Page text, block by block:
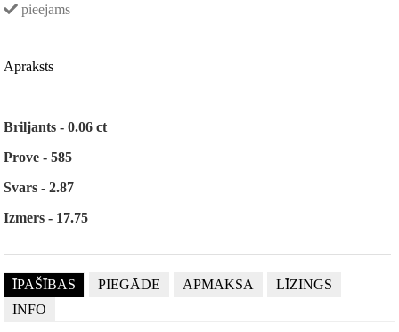
pieejams
Apraksts
Briljants - 0.06 ct
Prove - 585
Svars - 2.87
Izmers - 17.75
ĪPAŠĪBAS PIEGĀDE APMAKSA
LĪZINGS
INFO